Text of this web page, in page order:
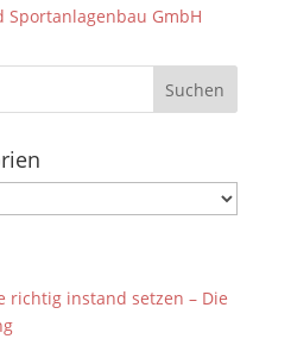
richtig instand setzen – Die